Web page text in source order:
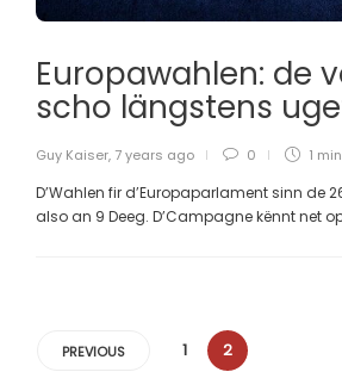
Europawahlen: de
scho längstens
Guy Kaiser, 7 years ago 0 1 min
D’Wahlen fir d’Europaparlament sinn de
also an 9 Deeg. D’Campagne kënnt net
PREVIOUS 1 2